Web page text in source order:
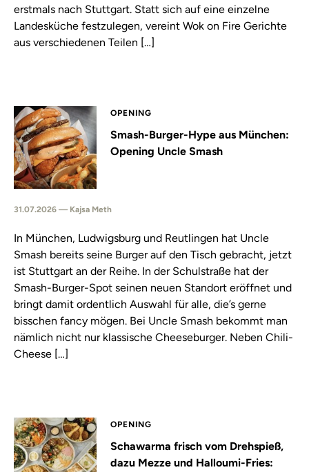
erstmals nach Stuttgart. Statt sich auf eine einzelne
Landesküche festzulegen, vereint Wok on Fire Gerichte
aus verschiedenen Teilen […]
OPENING
Smash-Burger-Hype aus München:
Opening Uncle Smash
31.07.2026 — Kajsa Meth
In München, Ludwigsburg und Reutlingen hat Uncle
Smash bereits seine Burger auf den Tisch gebracht, jetzt
ist Stuttgart an der Reihe. In der Schulstraße hat der
Smash-Burger-Spot seinen neuen Standort eröffnet und
bringt damit ordentlich Auswahl für alle, die’s gerne
bisschen fancy mögen. Bei Uncle Smash bekommt man
nämlich nicht nur klassische Cheeseburger. Neben Chili-
Cheese […]
OPENING
Schawarma frisch vom Drehspieß,
dazu Mezze und Halloumi-Fries: